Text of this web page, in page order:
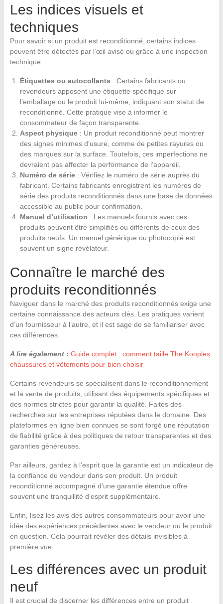
Les indices visuels et
techniques
Pour savoir si un produit est reconditionné, certains indices
peuvent être détectés par l’œil avisé ou grâce à une inspection
technique.
Étiquettes ou autocollants : Certains fabricants ou
revendeurs apposent une étiquette spécifique sur
l’emballage ou le produit lui-même, indiquant son statut de
reconditionné. Cette pratique vise à informer le
consommateur de façon transparente.
Aspect physique: Un produit reconditionné peut montrer
des signes minimes d’usure, comme de petites rayures ou
des marques sur la surface. Toutefois, ces imperfections ne
devraient pas affecter la performance de l’appareil.
Numéro de série: Vérifiez le numéro de série auprès du
fabricant. Certains fabricants enregistrent les numéros de
série des produits reconditionnés dans une base de données
accessible au public pour confirmation.
Manuel d’utilisation : Les manuels fournis avec ces
produits peuvent être simplifiés ou différents de ceux des
produits neufs. Un manuel générique ou photocopié est
souvent un signe révélateur.
Connaître le marché des
produits reconditionnés
Naviguer dans le marché des produits reconditionnés exige une
certaine connaissance des acteurs clés. Les pratiques varient
d’un fournisseur à l’autre, et il est sage de se familiariser avec
ces différences.
A lire également : Guide complet : comment taille The Kooples
chaussures et vêtements pour bien choisir
Certains revendeurs se spécialisent dans le reconditionnement
et la vente de produits, utilisant des équipements spécifiques et
des normes strictes pour garantir la qualité. Faites des
recherches sur les entreprises réputées dans le domaine. Des
plateformes en ligne bien connues se sont forgé une réputation
de fiabilité grâce à des politiques de retour transparentes et des
garanties généreuses.
Par ailleurs, gardez à l’esprit que la garantie est un indicateur de
la confiance du vendeur dans son produit. Un produit
reconditionné accompagné d’une garantie étendue offre
souvent une tranquillité d’esprit supplémentaire.
Enfin, lisez les avis des autres consommateurs pour avoir une
idée des expériences précédentes avec le vendeur ou le produit
en question. Cela pourrait révéler des détails invisibles à
première vue.
Les différences avec un produit
neuf
Il est crucial de discerner les différences entre un produit